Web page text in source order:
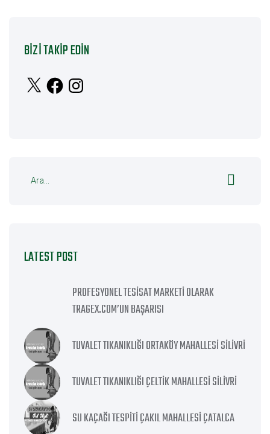
BIZI TAKIP EDIN
X FacebookInstagram
LATEST POST
PROFESYONEL TESISAT MARKETI OLARAK
TRAGEX.COM’UN BAŞARISI
TUVALET TIKANIKLIĞI ORTAKÖY MAHALLESI SILIVRI
TUVALET TIKANIKLIĞI ÇELTIK MAHALLESI SILIVRI
SU KAÇAĞI TESPITI ÇAKIL MAHALLESI ÇATALCA